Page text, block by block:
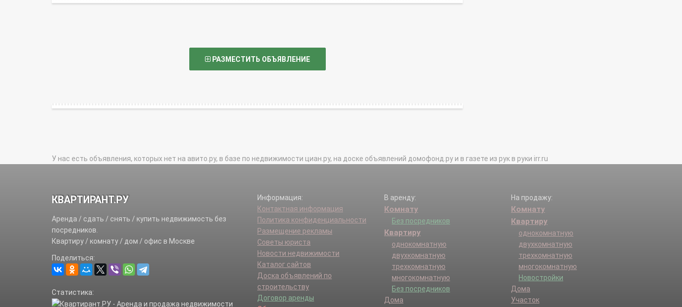
РАЗМЕСТИТЬ ОБЪЯВЛЕНИЕ
У нас есть объявления, которых нет на авито.ру, в базе по недвижимости циан.ру, на доске объявлений домофонд.ру и в газете из рук в руки irr.ru
КВАРТИРАНТ.РУ
Аренда / сдать / снять / купить недвижимость без
посредников.
Квартиру / комнату / дом / офис в Москве
Поделиться:
Статистика:
Информация:
Контактная информация
Политика конфиденциальности
Размещение рекламы
Советы юриста
Новости недвижимости
Каталог сайтов
Доска объявлений по
строительству
Договор аренды
В аренду:
Комнату
Без посредников
Квартиру
однокомнатную
двухкомнатную
трехкомнатную
многокомнатную
Без посредников
Дома
На продажу:
Комнату
Квартиру
однокомнатную
двухкомнатную
трехкомнатную
многокомнатную
Новостройки
Дома
Участок